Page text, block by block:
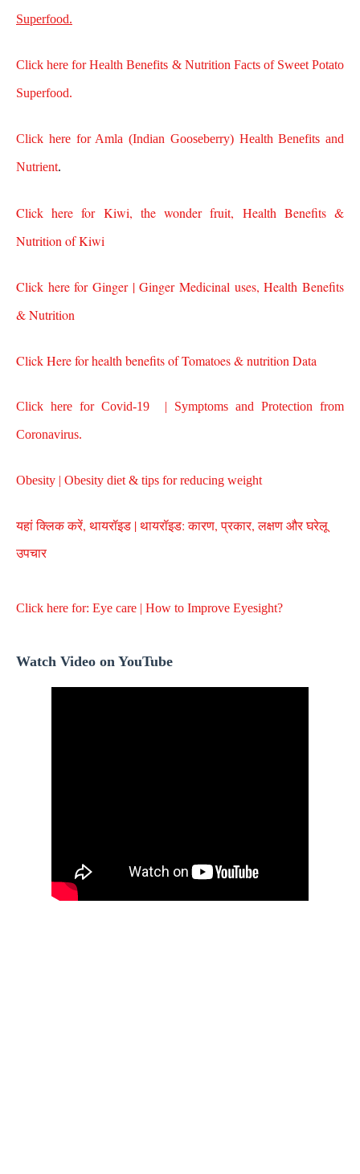
Superfood.
Click here for Health Benefits & Nutrition Facts of Sweet Potato
Superfood.
Click here for Amla (Indian Gooseberry) Health Benefits and
Nutrient.
Click here for Kiwi, the wonder fruit, Health Benefits &
Nutrition of Kiwi
Click here for Ginger | Ginger Medicinal uses, Health Benefits
& Nutrition
Click Here for health benefits of Tomatoes & nutrition Data
Click here forCovid-19 | Symptoms and Protection from
Coronavirus.
Obesity | Obesity diet & tips for reducing weight
यहां क्लिक करें, थायरॉइड | थायरॉइड: कारण, प्रकार, लक्षण और घरेलू
उपचार
Click here for: Eye care | How to Improve Eyesight?
Watch Video on YouTube